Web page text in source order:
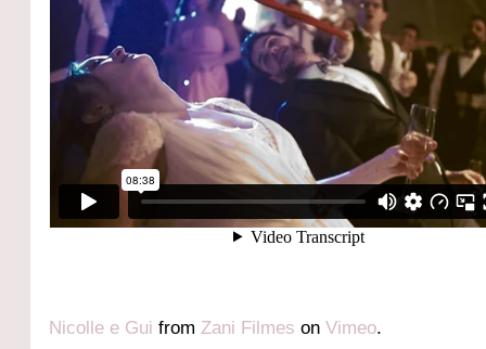
Nicolle e Gui fromZani Filmes onVimeo.